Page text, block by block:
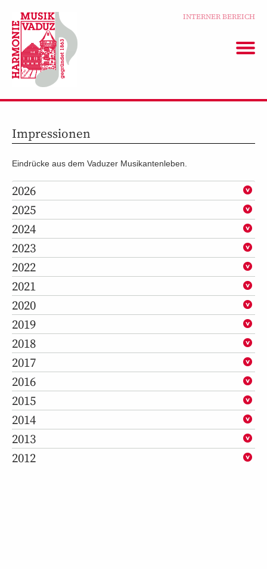
INTERNER BEREICH
Impressionen
Eindrücke aus dem Vaduzer Musikantenleben.
2026
2025
2024
2023
2022
2021
2020
2019
2018
2017
2016
2015
2014
2013
2012